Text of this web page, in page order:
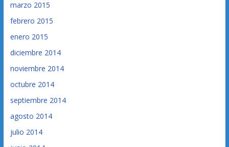
marzo 2015
febrero 2015
enero 2015
diciembre 2014
noviembre 2014
octubre 2014
septiembre 2014
agosto 2014
julio 2014